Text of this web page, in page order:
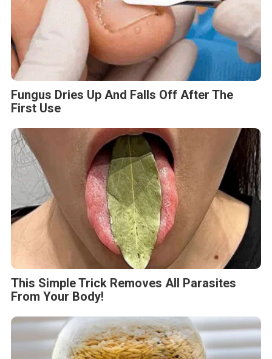
Fungus Dries Up And Falls Off After The
First Use
This Simple Trick Removes All Parasites
From Your Body!